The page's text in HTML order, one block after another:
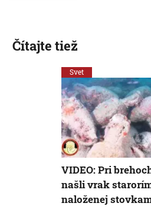
Čítajte tiež
Svet
VIDEO: Pri
našli vrak
naloženej